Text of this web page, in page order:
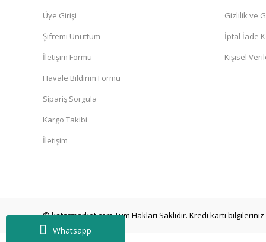
Whatsapp
Üye Girişi
Şifremi Unuttum
İletişim Formu
Havale Bildirim Formu
Sipariş Sorgula
Kargo Takibi
İletişim
Gizlilik ve
İptal İade
Kişisel
© katarmarket.com Tüm Hakları Saklıdır. Kredi kartı